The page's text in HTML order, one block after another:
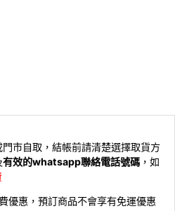
市自取，結帳前請清楚選擇取貨方
有效的whatsapp聯絡電話號碼 ，如
優惠，預訂商品不會享有免運優惠